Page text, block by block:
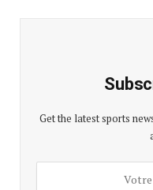
Get the latest sports